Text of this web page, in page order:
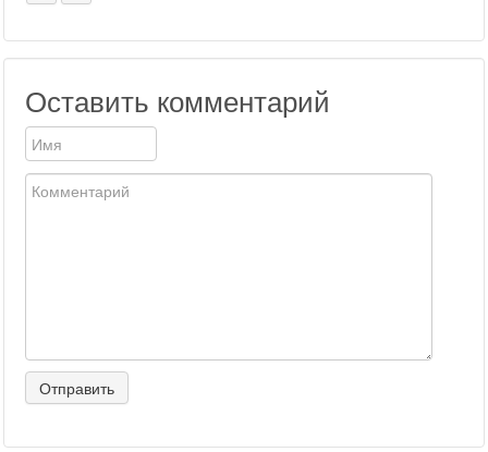
Видеотоп
Оставить комментарий